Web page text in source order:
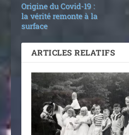
Origine du Covid-19 :
la vérité remonte à la
surface
ARTICLES RELATIFS